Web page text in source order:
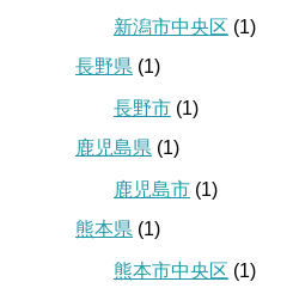
新潟市中央区 (1)
長野県 (1)
長野市 (1)
鹿児島県 (1)
鹿児島市 (1)
熊本県 (1)
熊本市中央区 (1)